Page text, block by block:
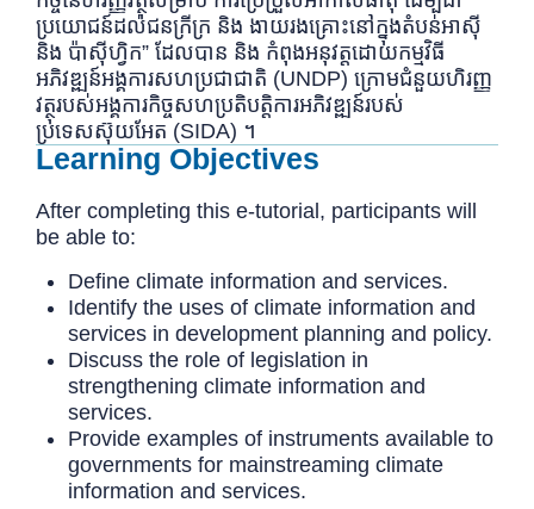
ប្រយោជន៍ដល់ជនក្រីក្រ និង ងាយរងគ្រោះនៅក្នុងតំបន់អាស៊ី
និង ប៉ាស៊ីហ្វិក” ដែលបាន និង កំពុងអនុវត្តដោយកម្មវិធី
អភិវឌ្ឍន៍អង្គការសហប្រជាជាតិ (UNDP) ក្រោមជំនួយហិរញ្ញ
វត្ថុរបស់អង្គការកិច្ចសហប្រតិបត្តិការអភិវឌ្ឍន៍របស់
ប្រទេសស៊ុយអែត (SIDA) ។
Learning Objectives
After completing this e-tutorial, participants will
be able to:
Define climate information and services.
Identify the uses of climate information and
services in development planning and policy.
Discuss the role of legislation in
strengthening climate information and
services.
Provide examples of instruments available to
governments for mainstreaming climate
information and services.